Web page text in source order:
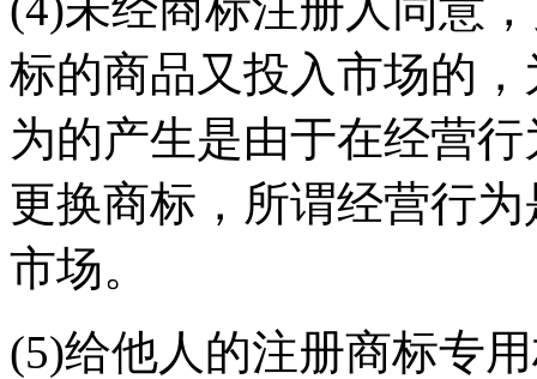
标的商品又投入市场的
为的产生是由于在经营
更换商标，所谓经营行
市场。
(5)给他人的注册商标专